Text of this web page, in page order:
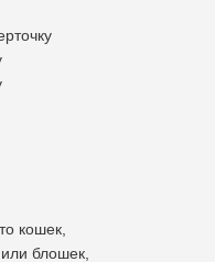
кошек,
блошек,